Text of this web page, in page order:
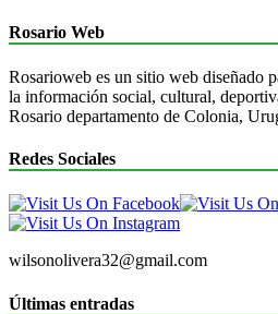
Rosario Web
Rosarioweb es un sitio web diseñado
la información social, cultural,
Rosario departamento de Colonia,
Redes Sociales
wilsonolivera32@gmail.com
Últimas entradas